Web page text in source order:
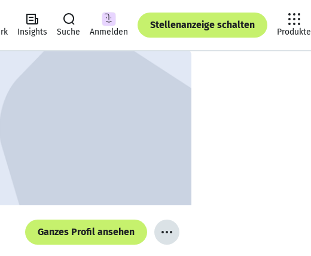
Insights Suche Anmelden
Stellenanzeige schalten
Produkte
Ganzes Profil ansehen